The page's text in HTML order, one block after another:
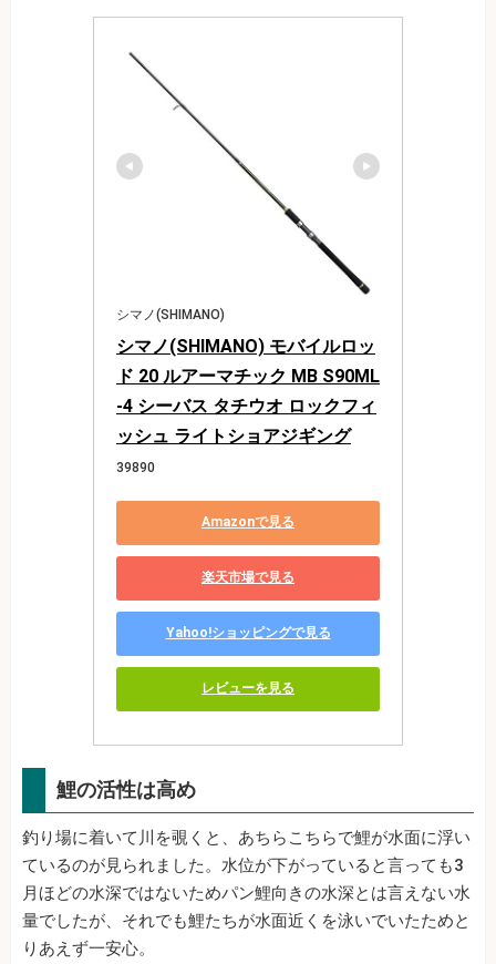
シマノ(SHIMANO)
シマノ(SHIMANO) モバイルロッ
ド 20 ルアーマチック MB S90ML
-4 シーバス タチウオ ロックフィ
ッシュ ライトショアジギング
39890
Amazonで見る
楽天市場で見る
Yahoo!ショッピングで見る
レビューを見る
鯉の活性は高め
釣り場に着いて川を覗くと、あちらこちらで鯉が水面に浮い
ているのが見られました。水位が下がっていると言っても3
月ほどの水深ではないためパン鯉向きの水深とは言えない水
量でしたが、それでも鯉たちが水面近くを泳いでいたためと
りあえず一安心。